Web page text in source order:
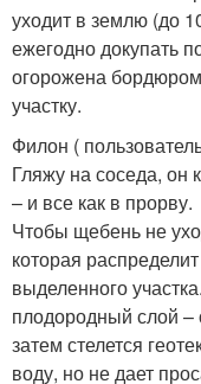
уходит в землю (до
ежегодно докупать
огорожена
участку.
Филон (
Гляжу на соседа, он
– и все как в прорву.
Чтобы щебень не
которая
выделенного
плодородный слой –
затем стелется
воду, но не дает